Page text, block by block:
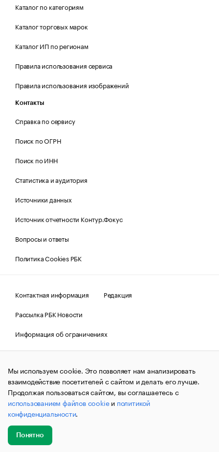
Каталог по категориям
Каталог торговых марок
Каталог ИП по регионам
Правила использования сервиса
Правила использования изображений
Контакты
Справка по сервису
Поиск по ОГРН
Поиск по ИНН
Статистика и аудитория
Источники данных
Источник отчетности Контур.Фокус
Вопросы и ответы
Политика Cookies РБК
Контактная информация
Редакция
Рассылка РБК Новости
Информация об ограничениях
Правовая информация
О соблюдении авторских прав
© АО «РОСБИЗНЕСКОНСАЛТИНГ»,1995–2026.Сообщения
и материалы информационного агентства «РБК»
(зарегистрировано Федеральной службой по надзору в сфере
связи, информационных технологий и массовых
коммуникаций (Роскомнадзор) 09.12.2015 за номером ИА
№ФС77-63848) сопровождаются пометкой «РБК». Отдельные
публикации могут содержать информацию,
не предназначенную для пользователей
до 18 лет.
Мы используем cookie. Это позволяет нам анализировать
взаимодействие посетителей с сайтом и делать его лучше.
Продолжая пользоваться сайтом, вы соглашаетесь с
использованием файлов cookieи политикой
конфиденциальности.
Понятно